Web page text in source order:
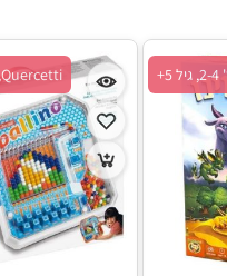
Quercetti, מש' 1+, גיל 4+